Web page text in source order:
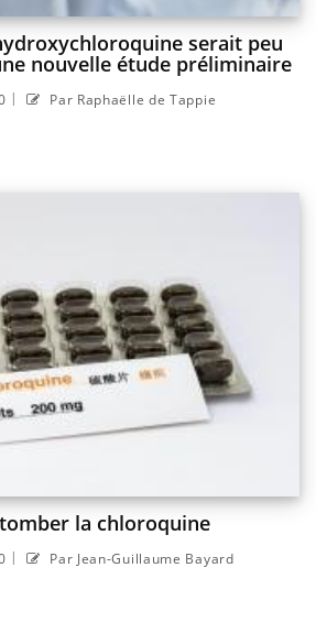
serait peu
nouvelle étude préliminaire
| Par Raphaëlle de Tappie
la chloroquine
| Par Jean-Guillaume Bayard